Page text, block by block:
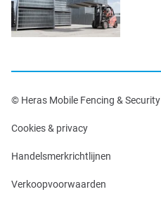
© Heras Mobile Fencing & Security
Cookies & privacy
Handelsmerkrichtlijnen
Verkoopvoorwaarden